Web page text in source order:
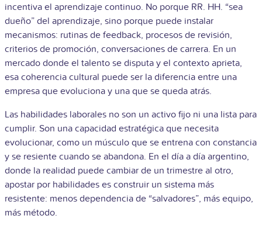
incentiva el aprendizaje continuo. No porque RR. HH. “sea
dueño” del aprendizaje, sino porque puede instalar
mecanismos: rutinas de feedback, procesos de revisión,
criterios de promoción, conversaciones de carrera. En un
mercado donde el talento se disputa y el contexto aprieta,
esa coherencia cultural puede ser la diferencia entre una
empresa que evoluciona y una que se queda atrás.
Las habilidades laborales no son un activo fijo ni una lista para
cumplir. Son una capacidad estratégica que necesita
evolucionar, como un músculo que se entrena con constancia
y se resiente cuando se abandona. En el día a día argentino,
donde la realidad puede cambiar de un trimestre al otro,
apostar por habilidades es construir un sistema más
resistente: menos dependencia de “salvadores”, más equipo,
más método.